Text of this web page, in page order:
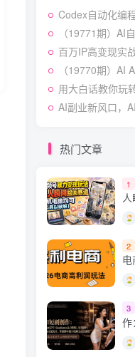
全
4
技
快
5
局
授
Codex自动化编程实战课：拆解软
（19771期）AI自媒体实操变现课｜大白话教
百万IP高变现实战营：从定
（19770期）AI Agent智能体全阶实战课；
用大白话教你玩转AI，AI自媒体
AI副业新风口，AI自
热门文章
1
均可
2
3
作：